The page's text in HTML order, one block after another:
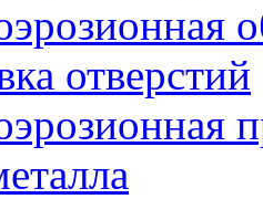
отверстий